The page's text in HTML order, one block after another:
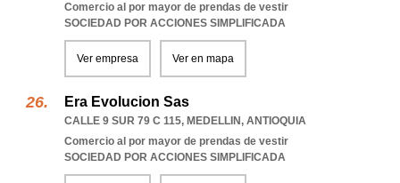
Comercio al por mayor de prendas de vestir
SOCIEDAD POR ACCIONES SIMPLIFICADA
Ver empresa Ver en mapa
Era Evolucion Sas
CALLE 9 SUR 79 C 115, MEDELLIN, ANTIOQUIA
Comercio al por mayor de prendas de vestir
SOCIEDAD POR ACCIONES SIMPLIFICADA